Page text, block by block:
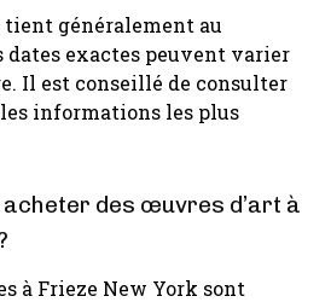
tient généralement au
dates exactes peuvent varier
Il est conseillé de consulter
informations les plus
des œuvres d’art à
à Frieze New York sont